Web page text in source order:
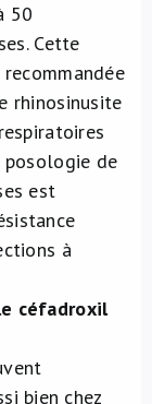
50
Cette
rhinosinusite
posologie de
est
à
céfadroxil
bien chez